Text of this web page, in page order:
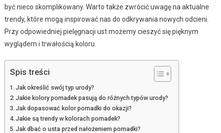
być nieco skomplikowany. Warto także zwrócić uwagę na aktualne
trendy, które mogą inspirować nas do odkrywania nowych odcieni.
Przy odpowiedniej pielęgnacji ust możemy cieszyć się pięknym
wyglądem i trwałością koloru.
Spis treści
Jak określić swój typ urody?
Jakie kolory pomadek pasują do różnych typów urody?
Jak dopasować kolor pomadki do okazji?
Jakie są trendy w kolorach pomadek?
Jak dbać o usta przed nałożeniem pomadki?